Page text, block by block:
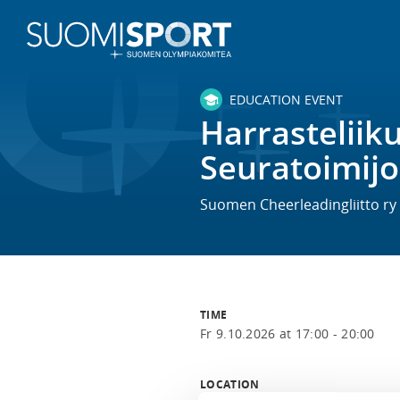
EDUCATION EVENT
Suomen Cheerleadingliitto ry
TIME
Fr 9.10.2026 at 17:00 - 20:00
LOCATION